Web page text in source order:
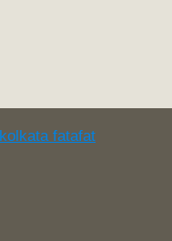
kolkata fatafat